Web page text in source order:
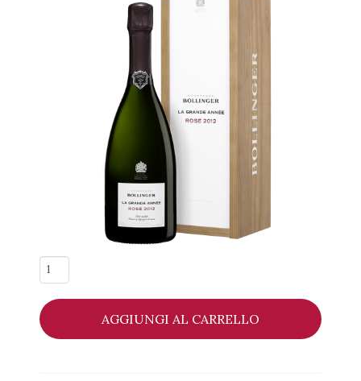
Champagne
La
Grande
Année
Rosé
AGGIUNGI AL CARRELLO